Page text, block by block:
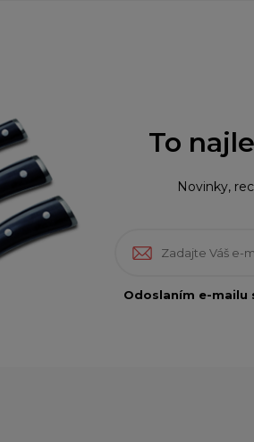
To
Novinky,
Odoslaním e-mailu